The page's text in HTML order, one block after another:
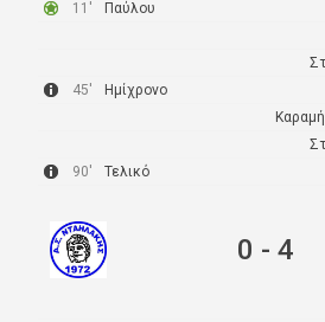
11'
Παύλου
45'
Ημίχρονο
90'
Τελικό
0 - 4